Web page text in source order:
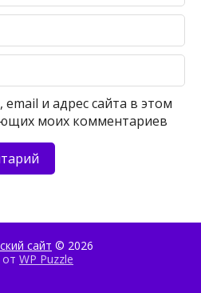
и адрес сайта в этом
моих комментариев
сайт © 2026
WP Puzzle